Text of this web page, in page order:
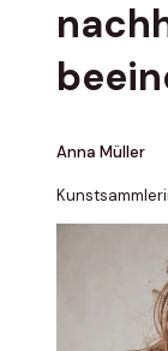
Anna Müller